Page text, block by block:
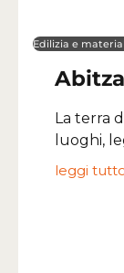
Edilizia e
La terra
luoghi,
leggi